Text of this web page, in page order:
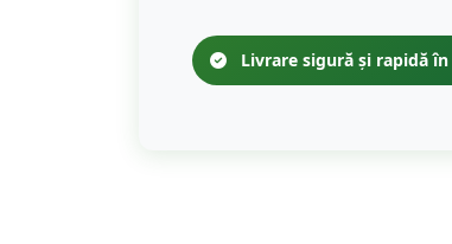
Livrare sigură și rapidă